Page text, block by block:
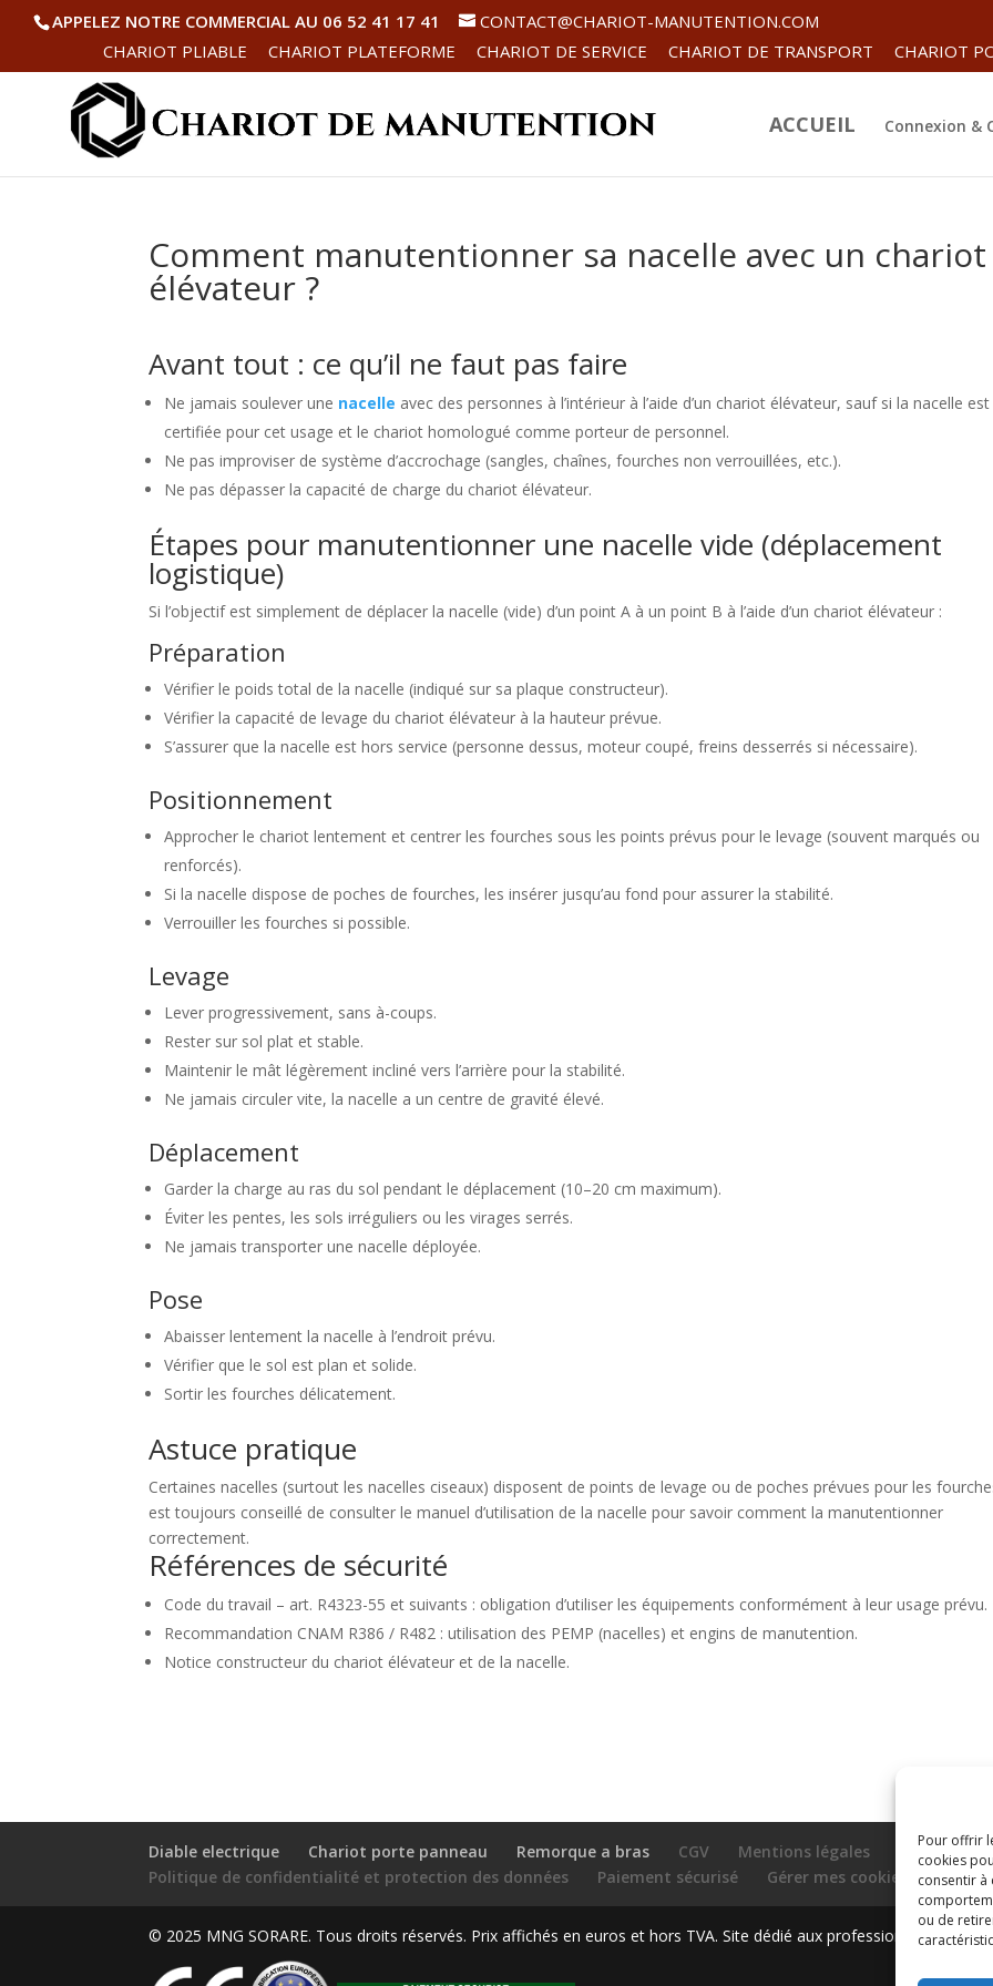
Pour offrir
cookies
consentir à
ou de
APPELEZ NOTRE COMMERCIAL AU 06 52 41 17 41
CONTACT@CHARIOT-MANUTENTION.COM
CHARIOT PLIABLE
CHARIOT PLATEFORME CHARIOT DE SERVICE CHARIOT DE TRANSPORT CHARIOT
ACCUEIL Connexion &
Comment manutentionner sa nacelle avec un chariot
élévateur ?
Avant tout : ce qu’il ne faut pas faire
Ne jamais soulever une nacelle avec des personnes à l’intérieur à l’aide d’un chariot élévateur, sauf si la nacelle est
certifiée pour cet usage et le chariot homologué comme porteur de personnel.
Ne pas improviser de système d’accrochage (sangles, chaînes, fourches non verrouillées, etc.).
Ne pas dépasser la capacité de charge du chariot élévateur.
Étapes pour manutentionner une nacelle vide (déplacement
logistique)
Si l’objectif est simplement de déplacer la nacelle (vide) d’un point A à un point B à l’aide d’un chariot élévateur :
Préparation
Vérifier le poids total de la nacelle (indiqué sur sa plaque constructeur).
Vérifier la capacité de levage du chariot élévateur à la hauteur prévue.
S’assurer que la nacelle est hors service (personne dessus, moteur coupé, freins desserrés si nécessaire).
Positionnement
Approcher le chariot lentement et centrer les fourches sous les points prévus pour le levage (souvent marqués ou
renforcés).
Si la nacelle dispose de poches de fourches, les insérer jusqu’au fond pour assurer la stabilité.
Verrouiller les fourches si possible.
Levage
Lever progressivement, sans à-coups.
Rester sur sol plat et stable.
Maintenir le mât légèrement incliné vers l’arrière pour la stabilité.
Ne jamais circuler vite, la nacelle a un centre de gravité élevé.
Déplacement
Garder la charge au ras du sol pendant le déplacement (10–20 cm maximum).
Éviter les pentes, les sols irréguliers ou les virages serrés.
Ne jamais transporter une nacelle déployée.
Pose
Abaisser lentement la nacelle à l’endroit prévu.
Vérifier que le sol est plan et solide.
Sortir les fourches délicatement.
Astuce pratique
Certaines nacelles (surtout les nacelles ciseaux) disposent de points de levage ou de poches prévues pour les
est toujours conseillé de consulter le manuel d’utilisation de la nacelle pour savoir comment la manutentionner
correctement.
Références de sécurité
Code du travail – art. R4323-55 et suivants : obligation d’utiliser les équipements conformément à leur usage prévu.
Recommandation CNAM R386 / R482 : utilisation des PEMP (nacelles) et engins de manutention.
Notice constructeur du chariot élévateur et de la nacelle.
Diable electrique Chariot porte panneau Remorque a bras CGV
Mentions légales
Politique de confidentialité et protection des données
Paiement sécurisé Gérer mes cookies Nous
© 2025 MNG SORARE. Tous droits réservés. Prix affichés en euros et hors TVA. Site dédié aux professionnels